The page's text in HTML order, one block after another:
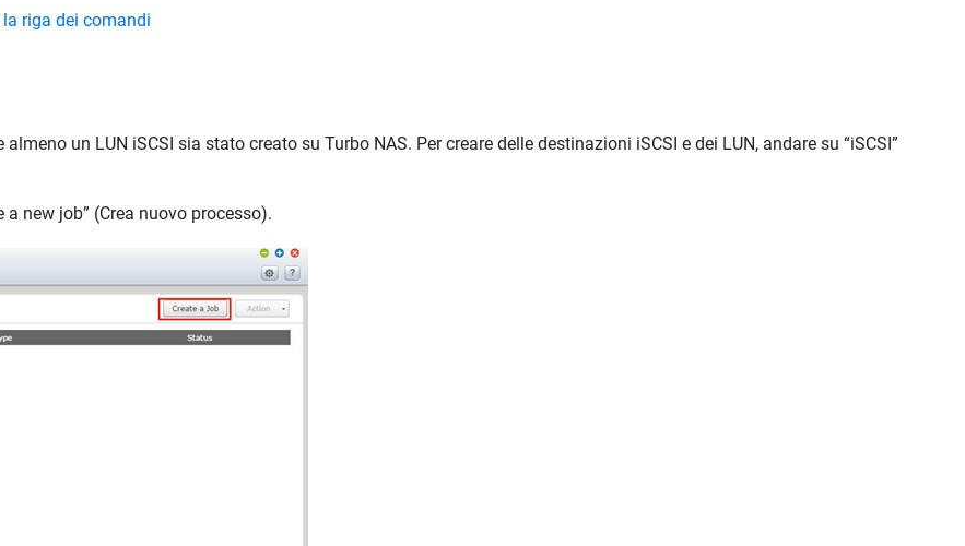
riga dei comandi
un LUN iSCSI sia stato creato su Turbo NAS. Per creare delle destinazioni iSCSI e dei LUN, andare su “iSCSI”
a new job” (Crea nuovo processo).